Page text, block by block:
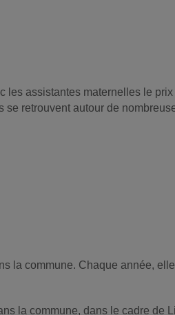
les assistantes maternelles le
retrouvent autour de
la commune. Chaque année,
la commune, dans le cadre de